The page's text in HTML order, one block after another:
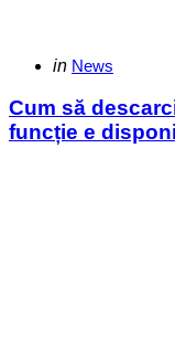
Categories
Posted
in News
Cum să
funcție e